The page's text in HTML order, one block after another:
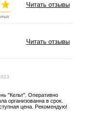
Читать отзывы
Читать отзывы
"Кельт". Оперативно
организованна в срок.
цена. Рекомендую!